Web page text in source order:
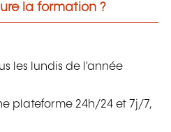
la formation ?
les lundis de l'année
plateforme 24h/24 et 7j/7,